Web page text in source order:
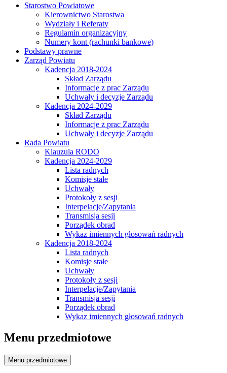
Starostwo Powiatowe
Kierownictwo Starostwa
Wydziały i Referaty
Regulamin organizacyjny
Numery kont (rachunki bankowe)
Podstawy prawne
Zarząd Powiatu
Kadencja 2018-2024
Skład Zarządu
Informacje z prac Zarządu
Uchwały i decyzje Zarządu
Kadencja 2024-2029
Skład Zarządu
Informacje z prac Zarządu
Uchwały i decyzje Zarządu
Rada Powiatu
Klauzula RODO
Kadencja 2024-2029
Lista radnych
Komisje stałe
Uchwały
Protokoły z sesji
Interpelacje/Zapytania
Transmisja sesji
Porządek obrad
Wykaz imiennych głosowań radnych
Kadencja 2018-2024
Lista radnych
Komisje stałe
Uchwały
Protokoły z sesji
Interpelacje/Zapytania
Transmisja sesji
Porządek obrad
Wykaz imiennych głosowań radnych
Menu przedmiotowe
Menu przedmiotowe